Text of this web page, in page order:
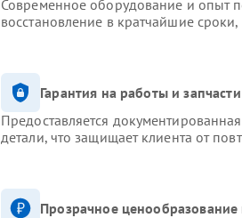
Современное оборудование и опыт
восстановление в кратчайшие
Гарантия на работы и запчасти
Предоставляется
детали, что защищает клиента от
Прозрачное ценообразование